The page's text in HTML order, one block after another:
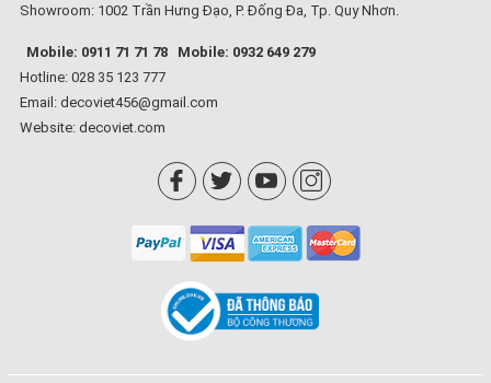
Showroom: 1002 Trần Hưng Đạo, P. Đống Đa, Tp. Quy Nhơn.
Mobile: 0911 71 71 78
Mobile: 0932 649 279
Hotline: 028 35 123 777
Email: decoviet456@gmail.com
Website: decoviet.com